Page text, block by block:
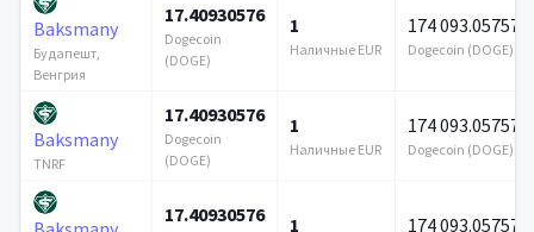
Baksmany
Будапешт,
Венгрия
17.40930576
Dogecoin
(DOGE)
1
Наличные EUR
174 093.057574
Dogecoin (DOGE)
Baksmany
TNRF
17.40930576
Dogecoin
(DOGE)
1
Наличные EUR
174 093.057574
Dogecoin (DOGE)
17.40930576 1 174 093.057574